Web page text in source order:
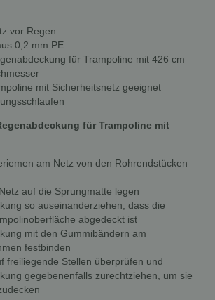
vor Regen
0,2 mm PE
für Trampoline mit 426 cm
mit Sicherheitsnetz geeignet
für Trampoline mit
am Netz von den Rohrendstücken
auf die Sprungmatte legen
so auseinanderziehen, dass die
abgedeckt ist
mit den Gummibändern am
festbinden
freiliegende Stellen überprüfen und
gegebenenfalls zurechtziehen, um sie